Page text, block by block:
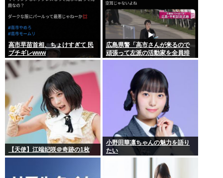
高市早苗首相、ちょけすぎて 民
ブチギレwww
広島県警「高市さんが来るので
頑張って左派の活動家を全員排
除しました！」広島市民「広島
から出てけ！」結局ヤジが飛ぶ
【天使】江端妃咲＠奇跡の1枚
小野田華凛ちゃんの魅力を語り
たい